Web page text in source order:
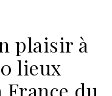
plaisir à
lieux
du